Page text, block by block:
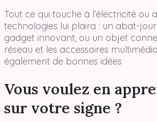
Tout ce qui touche à l’électricité ou
technologies lui plaira : un abat-
gadget innovant, ou un objet
réseau et les accessoires
également de bonnes idées
Vous voulez en
sur votre signe ?